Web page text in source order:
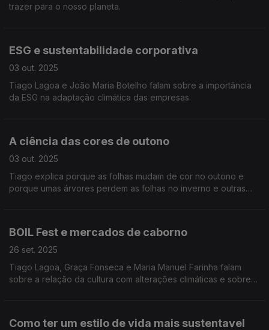
trazer para o nosso planeta.
ESG e sustentabilidade corporativa
03 out. 2025
Tiago Lagoa e João Maria Botelho falam sobre a importância
da ESG na adaptação climática das empresas.
A ciência das cores de outono
03 out. 2025
Tiago explica porque as folhas mudam de cor no outono e
porque umas árvores perdem as folhas no inverno e outras
BOIL Fest e mercados de caborno
26 set. 2025
Tiago Lagoa, Graça Fonseca e Maria Manuel Farinha falam
sobre a relação da cultura com alterações climáticas e sobre
Como ter um estilo de vida mais sustentavel